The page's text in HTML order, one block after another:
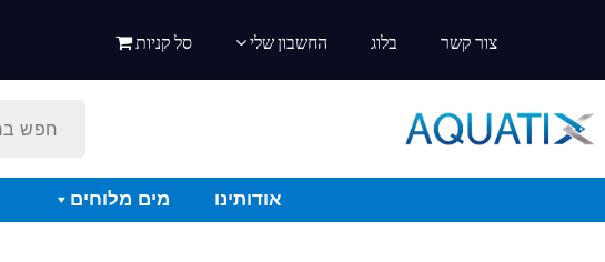
צור קשר בלוג החשבון שלי סל קניות
אודותינו מים מלוחים